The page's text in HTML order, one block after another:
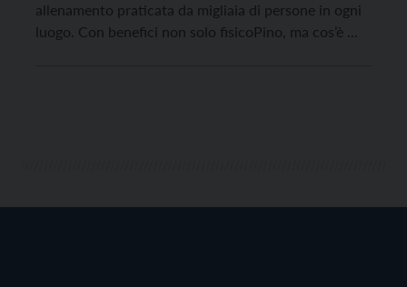
allenamento praticata da migliaia di persone in ogni
luogo. Con benefici non solo fisicoPino, ma cos’è ...